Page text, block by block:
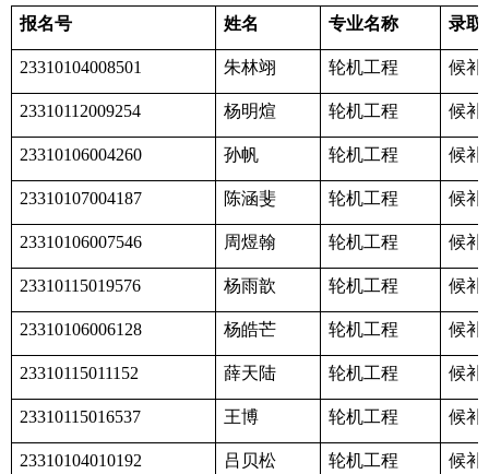
报名号 姓名 专业名称 录取
23310104008501 朱林翊 轮机工程 候补
23310112009254 杨明煊 轮机工程 候补
23310106004260 孙帆 轮机工程 候补
23310107004187 陈涵斐 轮机工程 候补
23310106007546 周煜翰 轮机工程 候补
23310115019576 杨雨歆 轮机工程 候补
23310106006128 杨皓芒 轮机工程 候补
23310115011152 薛天陆 轮机工程 候补
23310115016537 王博 轮机工程 候补
23310104010192 吕贝松 轮机工程 候补